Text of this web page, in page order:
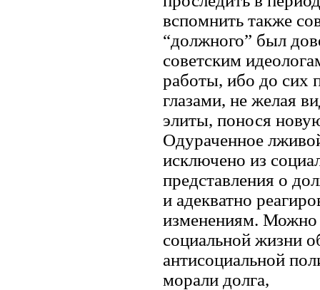
вспомнить также
“должного” был
советским
работы, ибо до сих
глазами, не желая
элиты, понося
Одураченное
исключено из
представления о
и адекватно
изменениям. Можно
социальной жизни
антисоциальной
морали долга,